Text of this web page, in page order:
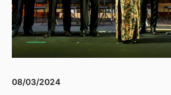
08/03/2024